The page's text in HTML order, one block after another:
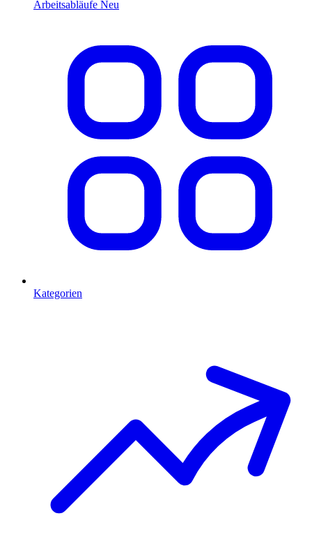
Arbeitsabläufe Neu
Kategorien